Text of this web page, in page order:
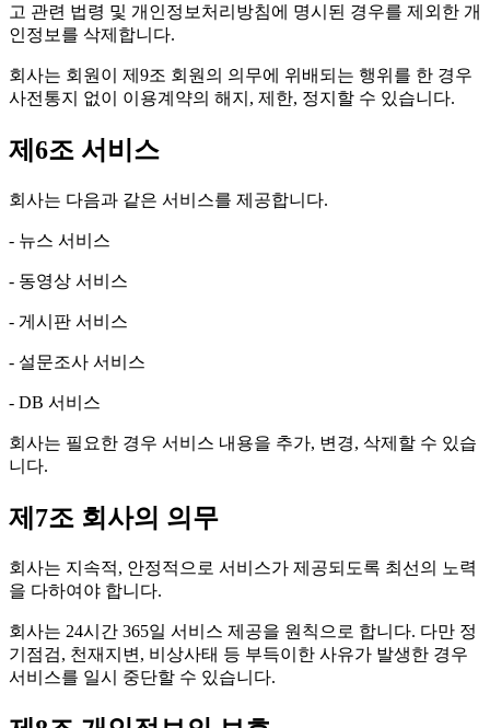
고 관련 법령 및 개인정보처리방침에 명시된 경우를 제외한 개
인정보를 삭제합니다.
회사는 회원이 제9조 회원의 의무에 위배되는 행위를 한 경우
사전통지 없이 이용계약의 해지, 제한, 정지할 수 있습니다.
제6조 서비스
회사는 다음과 같은 서비스를 제공합니다.
- 뉴스 서비스
- 동영상 서비스
- 게시판 서비스
- 설문조사 서비스
- DB 서비스
회사는 필요한 경우 서비스 내용을 추가, 변경, 삭제할 수 있습
니다.
제7조 회사의 의무
회사는 지속적, 안정적으로 서비스가 제공되도록 최선의 노력
을 다하여야 합니다.
회사는 24시간 365일 서비스 제공을 원칙으로 합니다. 다만 정
기점검, 천재지변, 비상사태 등 부득이한 사유가 발생한 경우
서비스를 일시 중단할 수 있습니다.